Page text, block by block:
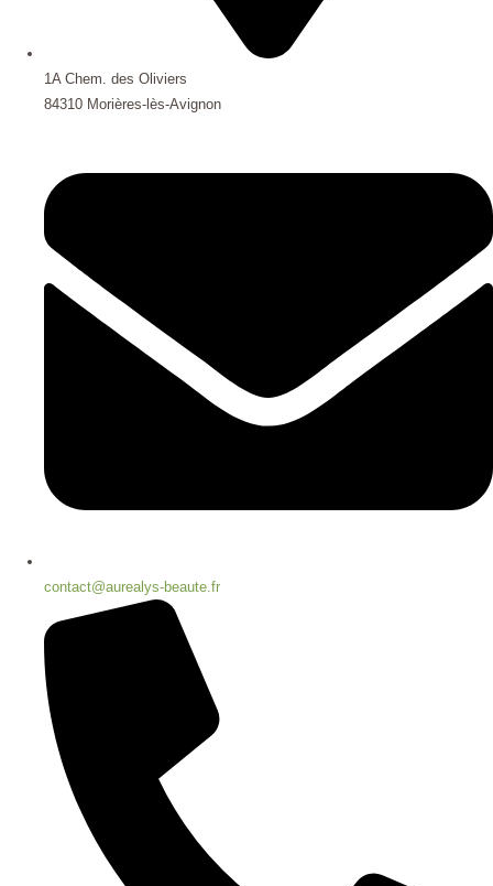
1A Chem. des Oliviers
84310 Morières-lès-Avignon
contact@aurealys-beaute.fr